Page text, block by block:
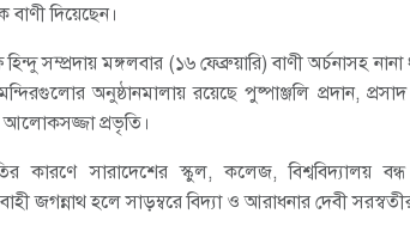
দিয়েছেন।
সম্প্রদায় মঙ্গলবার (১৬ ফেব্রুয়ারি) বাণী অর্চনাসহ
অনুষ্ঠানমালায় রয়েছে পুষ্পাঞ্জলি প্রদান,
আলোকসজ্জা প্রভৃতি।
কারণে সারাদেশের স্কুল, কলেজ, বিশ্ববিদ্যালয়
জগন্নাথ হলে সাড়ম্বরে বিদ্যা ও আরাধনার দেবী